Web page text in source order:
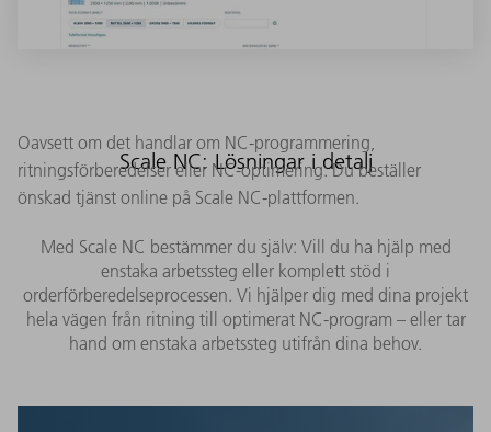
Oavsett om det handlar om NC-programmering,
ritningsförberedelser eller NC-optimering: Du beställer
önskad tjänst online på Scale NC-plattformen.
Scale NC: Lösningar i detalj
Med Scale NC bestämmer du själv: Vill du ha hjälp med
enstaka arbetssteg eller komplett stöd i
orderförberedelseprocessen. Vi hjälper dig med dina projekt
hela vägen från ritning till optimerat NC-program – eller tar
hand om enstaka arbetssteg utifrån dina behov.